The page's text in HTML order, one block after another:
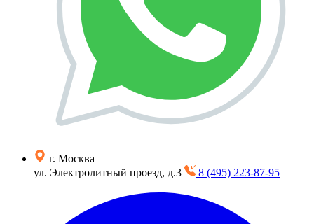
г. Москва
ул. Электролитный проезд, д.3
8 (495) 223-87-95